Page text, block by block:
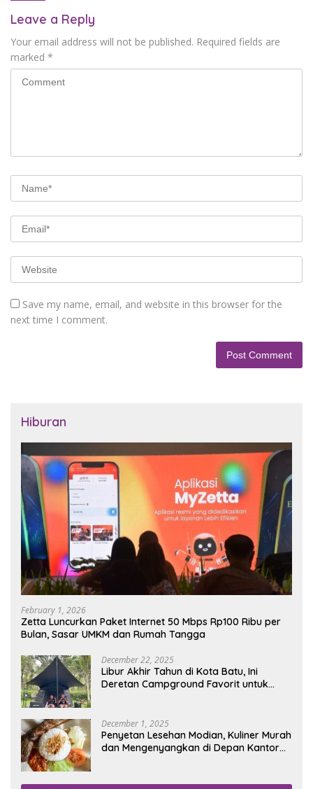
Leave a Reply
Your email address will not be published. Required fields are
marked *
Save my name, email, and website in this browser for the
next time I comment.
Hiburan
February 1, 2026
Zetta Luncurkan Paket Internet 50 Mbps Rp100 Ribu per
Bulan, Sasar UMKM dan Rumah Tangga
December 22, 2025
Libur Akhir Tahun di Kota Batu, Ini
Deretan Campground Favorit untuk
December 1, 2025
Penyetan Lesehan Modian, Kuliner Murah
dan Mengenyangkan di Depan Kantor